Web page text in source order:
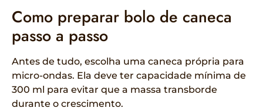
Como preparar bolo de caneca
passo a passo
Antes de tudo, escolha uma caneca própria para
micro-ondas. Ela deve ter capacidade mínima de
300 ml para evitar que a massa transborde
durante o crescimento.